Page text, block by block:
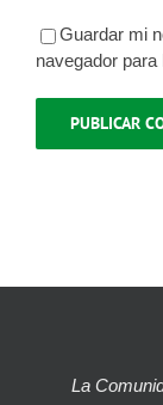
Guardar mi
navegador
La